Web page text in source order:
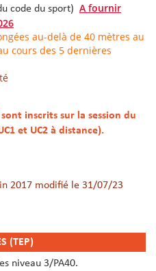
code du sport) A fournir
au-delà de 40 mètres au
cours des 5 dernières
inscrits sur la session du
et UC2 à distance).
2017 modifié le 31/07/23
(TEP)
niveau 3/PA40.